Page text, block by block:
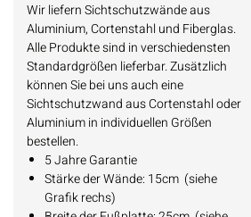
Wir liefern Sichtschutzwände aus
Aluminium, Cortenstahl und Fiberglas.
Alle Produkte sind in verschiedensten
Standardgrößen lieferbar. Zusätzlich
können Sie bei uns auch eine
Sichtschutzwand aus Cortenstahl oder
Aluminium in individuellen Größen
bestellen.
5 Jahre Garantie
Stärke der Wände: 15cm (siehe
Grafik rechs)